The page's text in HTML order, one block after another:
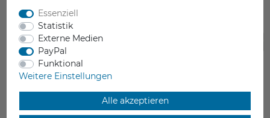
Essenziell
Statistik
Externe Medien
PayPal
Funktional
Weitere Einstellungen
Alle akzeptieren